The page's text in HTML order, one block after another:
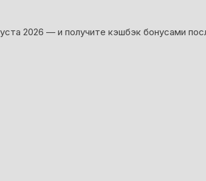
2026 — и получите кэшбэк бонусами